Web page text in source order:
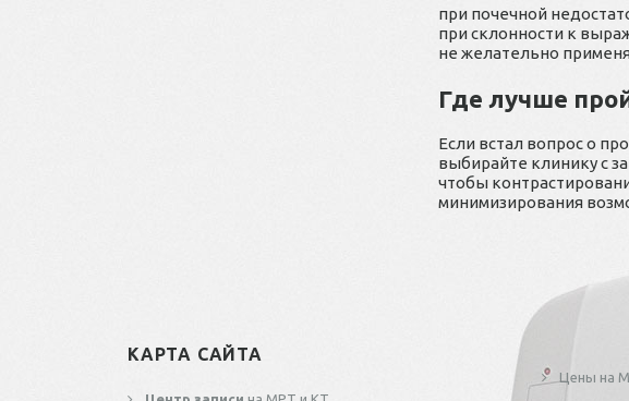
при почечной
при склонности к
не желательно
Где лучше
Если встал вопрос о
выбирайте клинику с
чтобы
минимизирования
КАРТА САЙТА
Цены на